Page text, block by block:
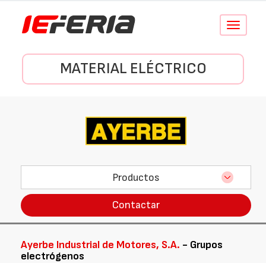
Conmutar
MATERIAL ELÉCTRICO
Productos
Contactar
Ayerbe Industrial de Motores, S.A. - Grupos
electrógenos